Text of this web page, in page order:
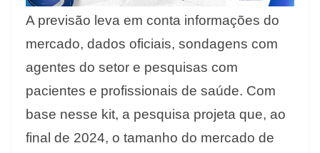
A previsão leva em conta informações do
mercado, dados oficiais, sondagens com
agentes do setor e pesquisas com
pacientes e profissionais de saúde. Com
base nesse kit, a pesquisa projeta que, ao
final de 2024, o tamanho do mercado de